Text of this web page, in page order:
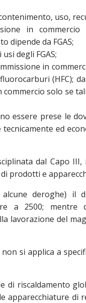
uso,
in
dipende da FGAS;
degli FGAS;
in
(HFC);
commercio solo se
essere prese le
ed
dal Capo
prodotti e
deroghe) il
a 2500;
lavorazione del
si applica a
di riscaldamento
apparecchiature di